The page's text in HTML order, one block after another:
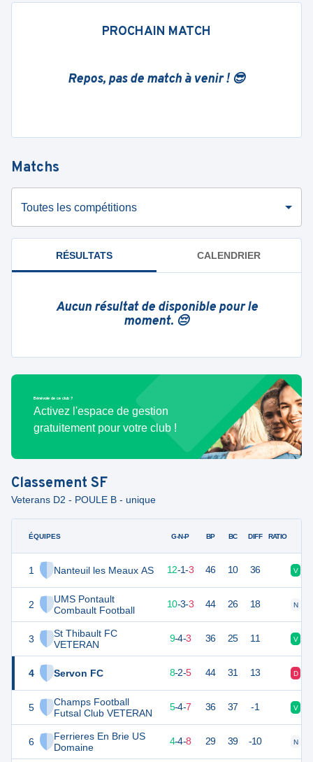
PROCHAIN MATCH
Repos, pas de match à venir ! 😎
Matchs
Toutes les compétitions
RÉSULTATS CALENDRIER
Aucun résultat de disponible pour le
moment. 😔
Bénévole de ce club ?
Activez l'espace de gestion
gratuitement pour votre club !
Classement SF
Veterans D2 - POULE B - unique
ÉQUIPES
1 Nanteuil les Meaux AS
2
UMS Pontault
Combault Football
3
St Thibault FC
VETERAN
4 Servon FC
5
Champs Football
Futsal Club VETERAN
6
Ferrieres En Brie US
Domaine
G-N-P BP BC DIFF RATIO
37 16 12-1-3 46 10 36 V
33 10-3-3 44 26 18 N
9-4-3 36 25 11 V
8-2-5 44 31 13 D
19 16 5-4-7 36 37 -1 V
16 16 4-4-8 29 39 -10 N